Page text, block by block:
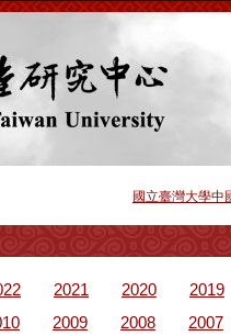
國立臺灣大學中
2021 2020 2019
2009 2008 2007